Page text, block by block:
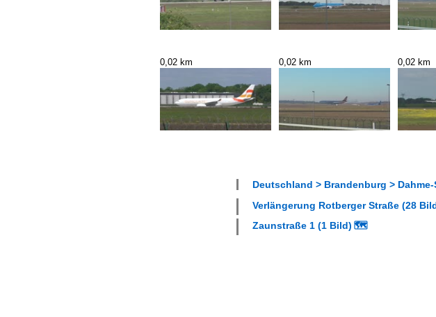
0,02 km 0,02 km 0,02 km
Deutschland > Brandenburg >
Verlängerung Rotberger Straße (28
Zaunstraße 1 (1 Bild) 🗺